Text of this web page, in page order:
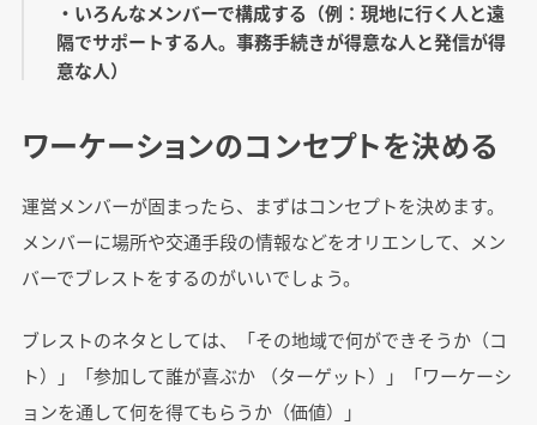
・いろんなメンバーで構成する（例：現地に行く人と遠
隔でサポートする人。事務手続きが得意な人と発信が得
意な人）
ワーケーションのコンセプトを決める
運営メンバーが固まったら、まずはコンセプトを決めます。
メンバーに場所や交通手段の情報などをオリエンして、メン
バーでブレストをするのがいいでしょう。
ブレストのネタとしては、「その地域で何ができそうか（コ
ト）」「参加して誰が喜ぶか （ターゲット）」「ワーケーシ
ョンを通して何を得てもらうか（価値）」